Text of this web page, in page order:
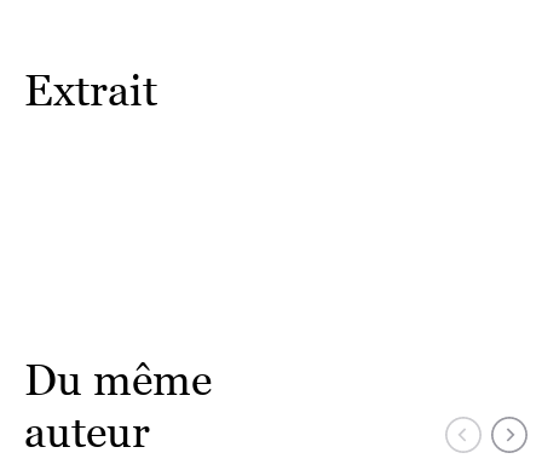
Extrait
Du même
auteur